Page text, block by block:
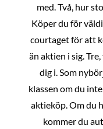
med. Två, hur
Köper du för
courtaget för att
än aktien i sig.
dig i. Som
klassen om du
aktieköp. Om du
kommer du